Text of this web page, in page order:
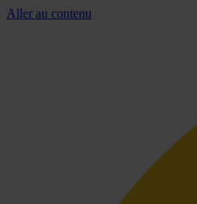
Aller au contenu